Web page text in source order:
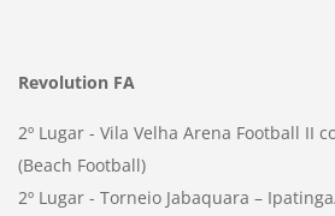
Revolution FA
2º Lugar - Vila Velha Arena Football II
(Beach Football)
2º Lugar - Torneio Jabaquara –